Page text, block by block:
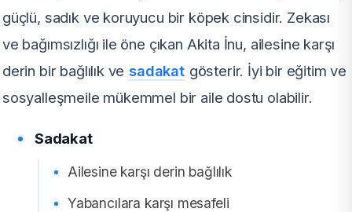
güçlü, sadık ve koruyucu bir köpek cinsidir. Zekası
ve bağımsızlığı ile öne çıkan Akita İnu, ailesine karşı
derin bir bağlılık ve sadakat gösterir. İyi bir eğitim ve
sosyalleşmeile mükemmel bir aile dostu olabilir.
Sadakat
Ailesine karşı derin bağlılık
Yabancılara karşı mesafeli